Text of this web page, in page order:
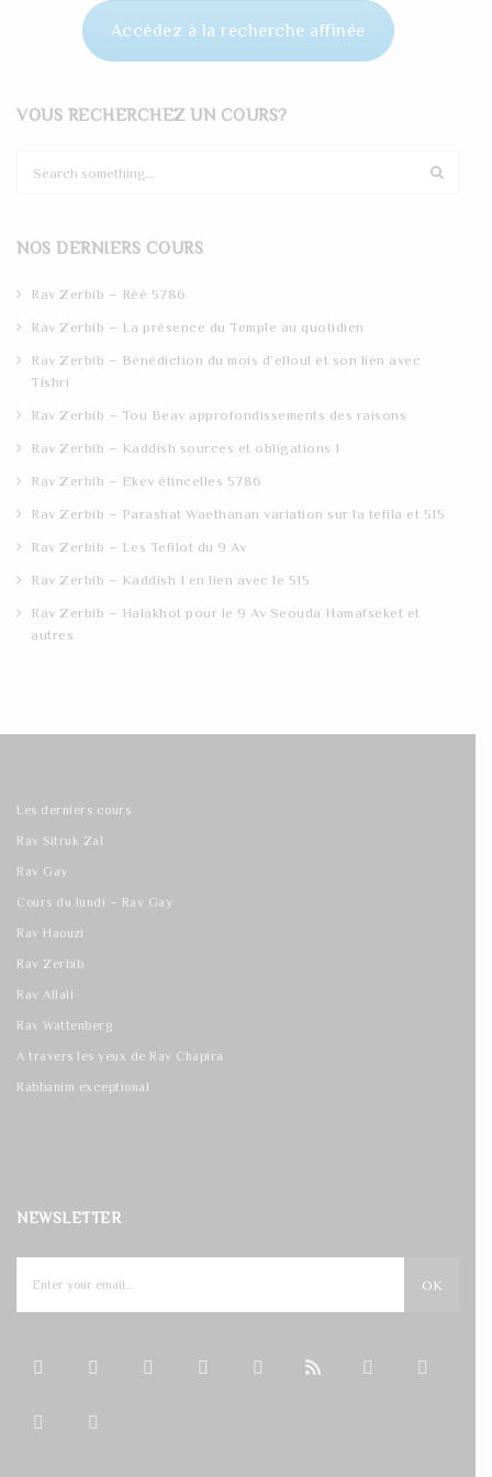
Accédez à la recherche affinée
VOUS RECHERCHEZ UN COURS?
c
NOS DERNIERS COURS
Rav Zerbib – Réé 5786
Rav Zerbib – La présence du Temple au quotidien
Rav Zerbib – Bénédiction du mois d’elloul et son lien avec
Tishri
Rav Zerbib – Tou Beav approfondissements des raisons
Rav Zerbib – Kaddish sources et obligations 1
Rav Zerbib – Ekev étincelles 5786
Rav Zerbib – Parashat Waethanan variation sur la tefila et 515
Rav Zerbib – Les Tefilot du 9 Av
Rav Zerbib – Kaddish 1 en lien avec le 515
Rav Zerbib – Halakhot pour le 9 Av Seouda Hamafseket et
autres
Les derniers cours
Rav Sitruk Zal
Rav Gay
Cours du lundi – Rav Gay
Rav Haouzi
Rav Zerbib
Rav Allali
Rav Wattenberg
A travers les yeux de Rav Chapira
Rabbanim exceptional
NEWSLETTER
OK